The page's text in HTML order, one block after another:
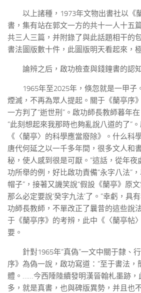
以上諸種，1973年文物出書社以《
書，集有站在郭文一方的共十一人十五
共三人三篇，并附錄了與此話題相干的
書法圖版數十件，此圖版明天看起來，
論辨之后，啟功檢查與錢鐘書的認
1965年至2025年，倏忽就是一甲
煙滅，不再為眾人提起。關于《蘭亭序
一方判了“逝世刑”。啟功師長教師暮年
“此刻想起來我那時也夠亂說八道的了”
《〈蘭亭〉的科學應當廢除》。什么科
唐代何延之以一千多年間，很多文人和
秘，使人感到很是可厭。”這話，從年
功所舉的例，好比啟功責備“永字八法”，
帽子”，接著又譏笑說“假設《蘭亭》原文
那么必定要說‘癸字九法’了。”幸虧，具
功師長教師，不單改正了曩昔的這些說
于《蘭亭序》的考辨，此中《〈蘭亭帖
要。
針對1965年“真偽”一文中關于隸、
序》為偽一說，啟功寫道：“至于書法
體。……今西陲陸續發明漢晉翰札墨跡，
多，就是真書，也與碑版異勢，并且也